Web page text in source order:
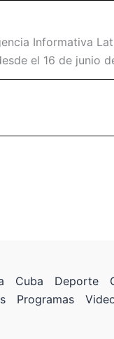
Informativa
el 16 de junio
Cuba Deporte
Programas